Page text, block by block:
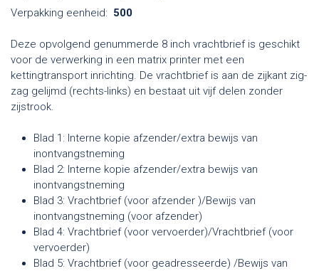
Verpakking eenheid: 500
Deze opvolgend genummerde 8 inch vrachtbrief is geschikt
voor de verwerking in een matrix printer met een
kettingtransport inrichting. De vrachtbrief is aan de zijkant zig-
zag gelijmd (rechts-links) en bestaat uit vijf delen zonder
zijstrook.
Blad 1: Interne kopie afzender/extra bewijs van
inontvangstneming
Blad 2: Interne kopie afzender/extra bewijs van
inontvangstneming
Blad 3: Vrachtbrief (voor afzender )/Bewijs van
inontvangstneming (voor afzender)
Blad 4: Vrachtbrief (voor vervoerder)/Vrachtbrief (voor
vervoerder)
Blad 5: Vrachtbrief (voor geadresseerde) /Bewijs van